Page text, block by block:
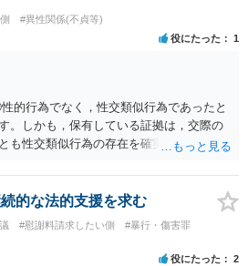
か。 以上、ご参考まで。
#異性関係(不貞等)
役にたった 1
的行為でなく，性交類似行為であったと
。しかも，保有している証拠は，交際の
も性交類似行為の存在を確実に証明でき
。ですから，慰謝料請求を進めることで
料額については，婚姻破綻に至っていな
ることになるかもしれません。 ②夫との
らうか否かを検討するのがよいと思いま
証明（証明力を強めることも含む）でき
的な法的支援を求む
#慰謝料請求したい側
#暴行・傷害罪
役にたった 2